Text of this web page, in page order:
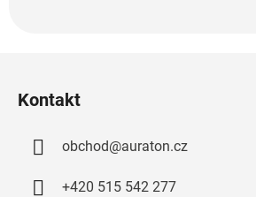
Kontakt
obchod@auraton.cz
+420 515 542 277